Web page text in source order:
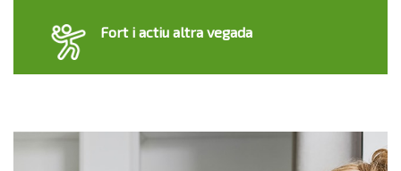
Fort i actiu altra vegada